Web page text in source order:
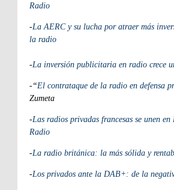
Radio
-La AERC y su lucha por atraer más
la radio
-La inversión publicitaria en radio crece
-“El contrataque de la radio en defensa
Zumeta
-Las radios privadas francesas se unen
Radio
-La radio británica: la más sólida y
-Los privados ante la DAB+: de la